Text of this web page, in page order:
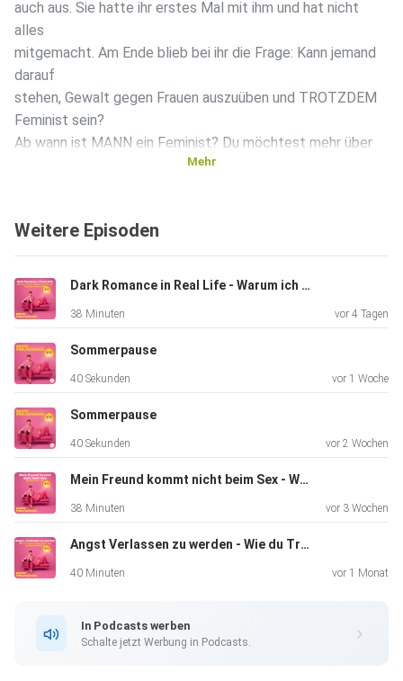
auch aus. Sie hatte ihr erstes Mal mit ihm und hat nicht
alles
mitgemacht. Am Ende blieb bei ihr die Frage: Kann jemand
darauf
stehen, Gewalt gegen Frauen auszuüben und TROTZDEM
Feminist sein?
Ab wann ist MANN ein Feminist? Du möchtest mehr über
https://linktr.ee/beste_freundinnen #podcast
#maxundjakob
Mehr
Weitere Episoden
Dark Romance in Real Life - Warum ich meine Beziehung für den Falschen riskieren will
38 Minuten vor 4 Tagen
Sommerpause
40 Sekunden vor 1 Woche
Sommerpause
40 Sekunden vor 2 Wochen
Mein Freund kommt nicht beim Sex - Was kann ich tun?
38 Minuten vor 3 Wochen
Angst Verlassen zu werden - Wie du Trennung überwindest und emotional abschließt
40 Minuten vor 1 Monat
In Podcasts werben
Schalte jetzt Werbung in Podcasts.